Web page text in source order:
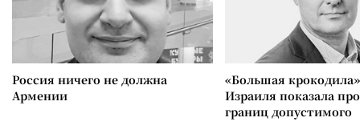
Россия ничего не должна
Армении
«Большая
Израиля показала
границ допустимого